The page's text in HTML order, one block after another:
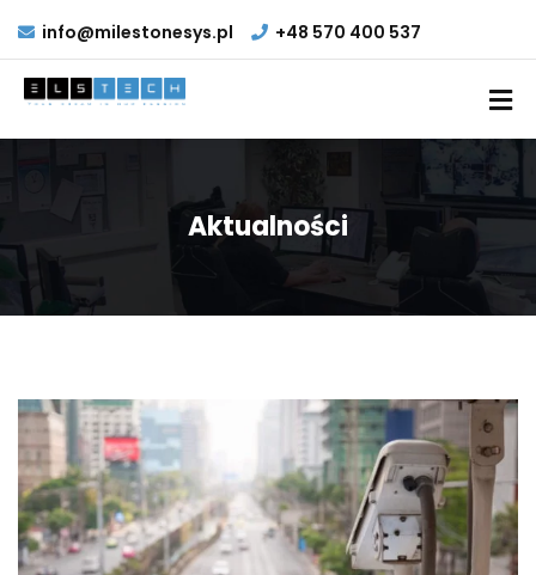
info@milestonesys.pl +48 570 400 537
Aktualności